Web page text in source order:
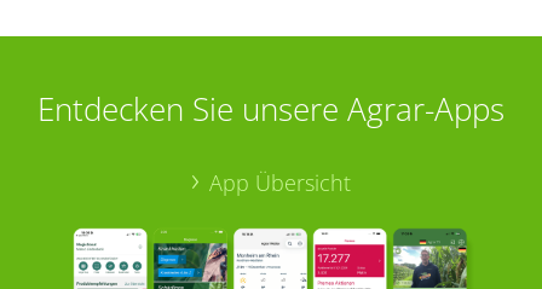
Entdecken Sie unsere Agrar-Apps
App Übersicht